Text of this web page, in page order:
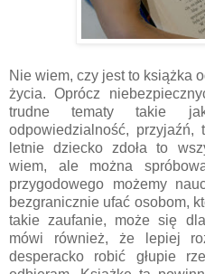
Nie wiem, czy jest to książka
życia. Oprócz
trudne tematy takie jak
odpowiedzialność, przyjaźń,
letnie dziecko zdoła to
wiem, ale można
przygodowego możemy
bezgranicznie ufać osobom,
takie zaufanie, może się
mówi również, że lepiej
desperacko robić głupie